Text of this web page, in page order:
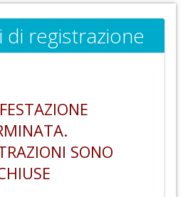
di registrazione
SONO